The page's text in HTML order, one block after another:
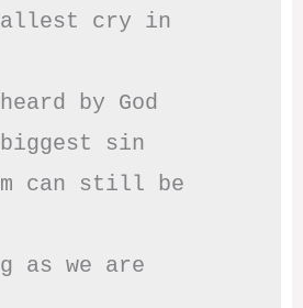
cry in
by God
sin
can still be
as we are